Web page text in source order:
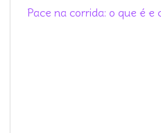
:Pace na corrida: o que é e